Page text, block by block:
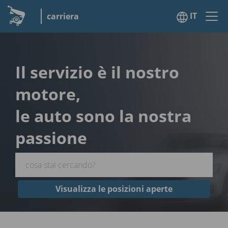
carriera IT
Il servizio è il nostro
motore,
le auto sono la nostra
passione
Visualizza le posizioni aperte